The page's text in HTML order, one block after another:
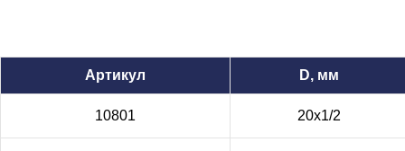
Артикул D, мм
10801 20х1/2